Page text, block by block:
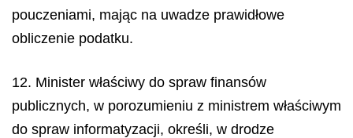
pouczeniami, mając na uwadze prawidłowe
obliczenie podatku.
12. Minister właściwy do spraw finansów
publicznych, w porozumieniu z ministrem właściwym
do spraw informatyzacji, określi, w drodze